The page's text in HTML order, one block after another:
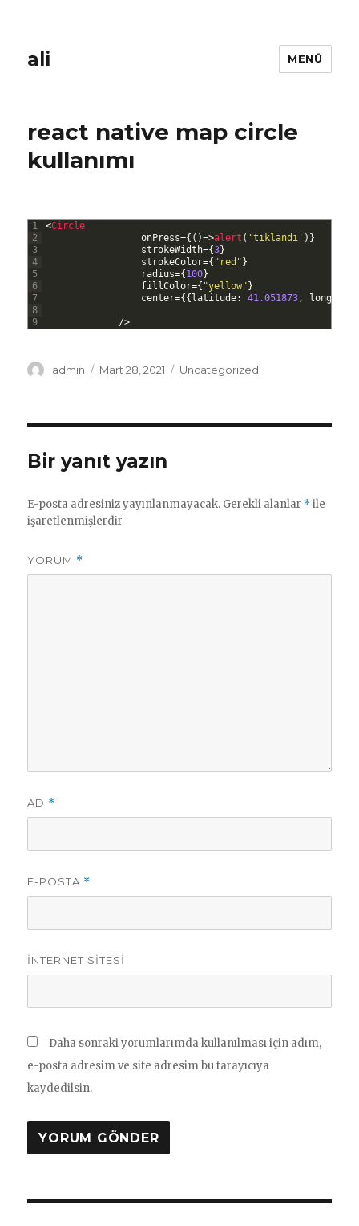
ali MENÜ
react native map circle
kullanımı
1
2
3
4
5
6
7
8
9
<Circle
onPress={ ( )=>alert ( 'tıklandı' ) }
strokeWidth={3}
strokeColor={ "red" }
radius={ 100}
fillColor={ "yellow" }
center={ { latitude: 41.051873,
/>
Yazar
admin
Yayın
Mart 28, 2021 Kategoriler
Uncategorized
Bir yanıt yazın
E-posta adresiniz yayınlanmayacak. Gerekli alanlar *ile
işaretlenmişlerdir
YORUM *
AD *
E-POSTA *
İNTERNET SITESI
Daha sonraki yorumlarımda kullanılması için adım,
e-posta adresim ve site adresim bu tarayıcıya
kaydedilsin.